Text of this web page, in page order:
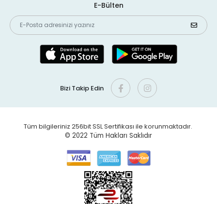
E-Bülten
Bizi Takip Edin
Tüm bilgileriniz 256bit SSL Sertifikası ile korunmaktadır.
© 2022 Tüm Hakları Saklıdır